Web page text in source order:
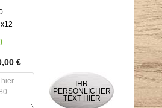
€
IHR
PERSÖNLICHER
TEXT HIER